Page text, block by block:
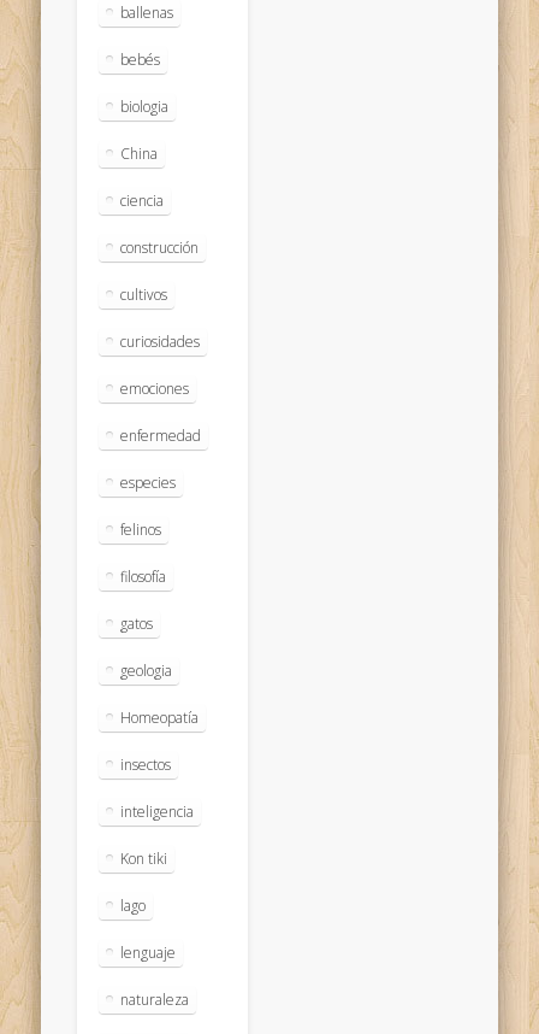
ballenas
bebés
biologia
China
ciencia
construcción
cultivos
curiosidades
emociones
enfermedad
especies
felinos
filosofía
gatos
geologia
Homeopatía
insectos
inteligencia
Kon tiki
lago
lenguaje
naturaleza